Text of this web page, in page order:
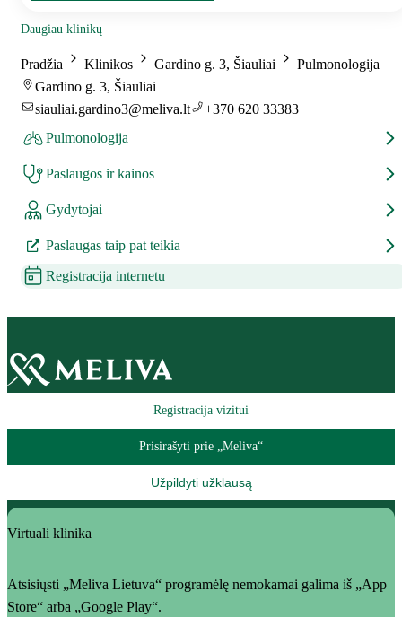
Daugiau klinikų
Pradžia Klinikos Gardino g. 3, Šiauliai
Pulmonologija
Gardino g. 3, Šiauliai
siauliai.gardino3@meliva.lt
+370 620 33383
Pulmonologija
Paslaugos ir kainos
Gydytojai
Paslaugas taip pat teikia
Registracija internetu
Registracija vizitui
Prisirašyti prie „Meliva“
Užpildyti užklausą
Virtuali klinika
Atsisiųsti „Meliva Lietuva“ programėlę nemokamai galima iš „App
Store“ arba „Google Play“.